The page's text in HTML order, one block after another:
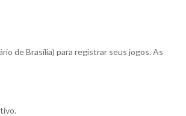
de Brasília) para registrar seus jogos. As